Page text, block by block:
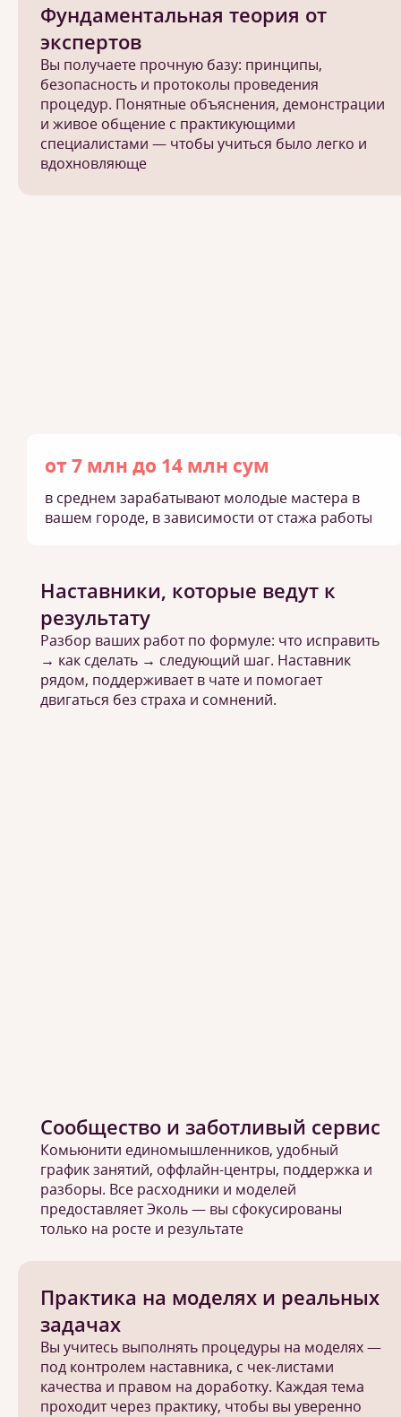
Фундаментальная теория от
экспертов
Вы получаете прочную базу: принципы,
безопасность и протоколы проведения
процедур. Понятные объяснения, демонстрации
и живое общение с практикующими
специалистами — чтобы учиться было легко и
вдохновляюще
от 7 млн до 14 млн сум
в среднем зарабатывают молодые мастера в
вашем городе, в зависимости от стажа работы
Практика на моделях и реальных
задачах
Вы учитесь выполнять процедуры на моделях —
под контролем наставника, с чек-листами
качества и правом на доработку. Каждая тема
проходит через практику, чтобы вы уверенно
Наставники, которые ведут к
результату
Разбор ваших работ по формуле: что исправить
→ как сделать → следующий шаг. Наставник
рядом, поддерживает в чате и помогает
двигаться без страха и сомнений.
Сообщество и заботливый сервис
Комьюнити единомышленников, удобный
график занятий, оффлайн-центры, поддержка и
разборы. Все расходники и моделей
предоставляет Эколь — вы сфокусированы
только на росте и результате